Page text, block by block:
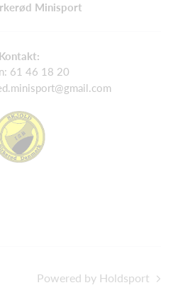
Minisport
Kontakt:
61 46 18 20
Powered by Holdsport